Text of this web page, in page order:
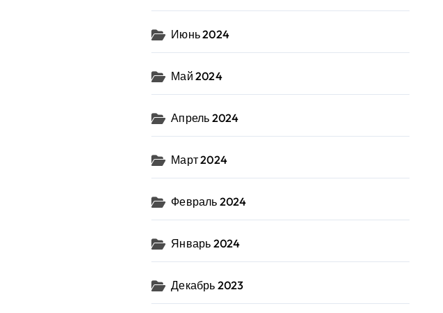
Июнь 2024
Май 2024
Апрель 2024
Март 2024
Февраль 2024
Январь 2024
Декабрь 2023